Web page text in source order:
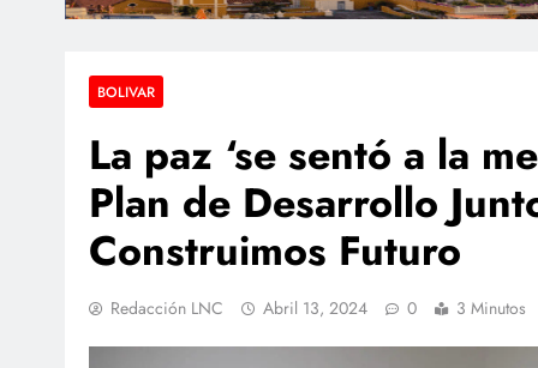
BOLIVAR
La paz ‘se sentó a la
Plan de Desarrollo
Construimos Futuro
Redacción LNC Abril 13, 2024 0 3 Minutos